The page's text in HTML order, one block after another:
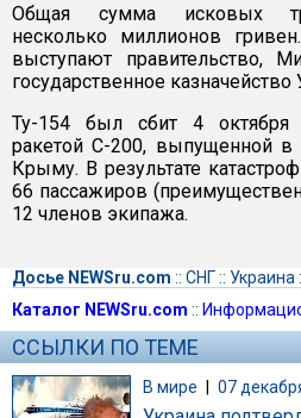
Общая сумма исковых
несколько миллионов
выступают правительство,
государственное казначейство
Ту-154 был сбит 4 октября
ракетой С-200, выпущенной
Крыму. В результате
66 пассажиров
12 членов экипажа.
Досье NEWSru.com :: СНГ:: Украина
Каталог NEWSru.com ::
ССЫЛКИ ПО ТЕМЕ
В мире | 07